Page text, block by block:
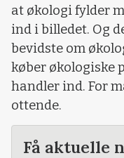
at økologi fylder
ind i billedet. Og
bevidste om
køber økologiske
handler ind. For
ottende.
Få aktuelle